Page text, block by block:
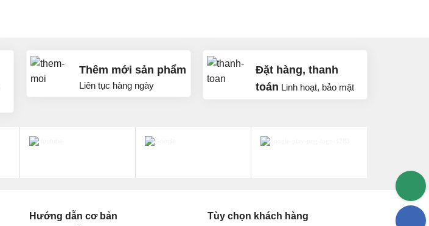
Thêm mới sản phẩm
Liên tục hàng ngày
Đặt hàng, thanh
toán Linh hoạt, bảo mật
Hướng dẫn cơ bản Tùy chọn khách hàng